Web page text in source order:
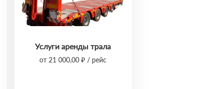
Услуги аренды трала
от 21 000,00 ₽ / рейс